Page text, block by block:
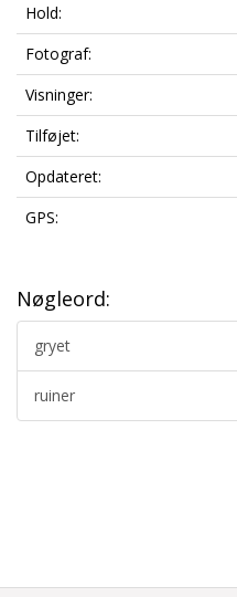
Hold:
Fotograf:
Visninger:
Tilføjet:
Opdateret:
GPS:
Nøgleord:
gryet
ruiner